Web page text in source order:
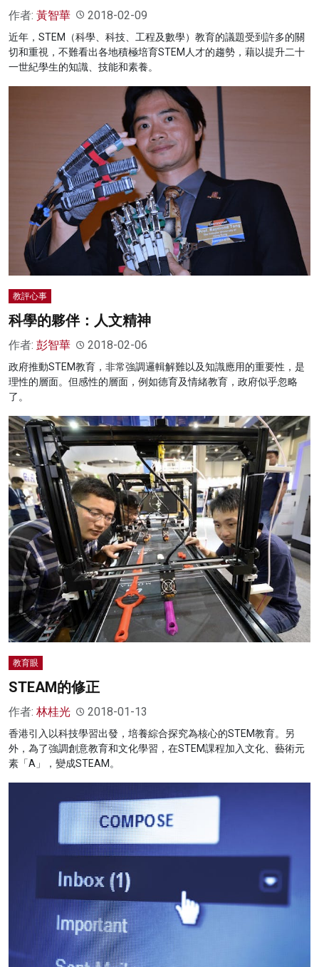
作者: 黃智華 2018-02-09
近年，STEM（科學、科技、工程及數學）教育的議題受到許多的關
切和重視，不難看出各地積極培育STEM人才的趨勢，藉以提升二十
一世紀學生的知識、技能和素養。
教評心事
科學的夥伴：人文精神
作者: 彭智華 2018-02-06
政府推動STEM教育，非常強調邏輯解難以及知識應用的重要性，是
理性的層面。但感性的層面，例如德育及情緒教育，政府似乎忽略
了。
教育眼
STEAM的修正
作者: 林桂光 2018-01-13
香港引入以科技學習出發，培養綜合探究為核心的STEM教育。另
外，為了強調創意教育和文化學習，在STEM課程加入文化、藝術元
素「A」，變成STEAM。